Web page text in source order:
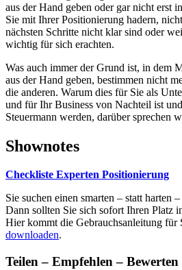
aus der Hand geben oder gar nicht erst
Sie mit Ihrer Positionierung hadern,
nächsten Schritte nicht klar sind oder
wichtig für sich erachten.
Was auch immer der Grund ist, in dem
aus der Hand geben, bestimmen nicht
die anderen. Warum dies für Sie als
und für Ihr Business von Nachteil ist
Steuermann werden, darüber sprechen
Shownotes
Checkliste Experten Positionierung
Sie suchen einen smarten – statt harten
Dann sollten Sie sich sofort Ihren Platz
Hier kommt die Gebrauchsanleitung für
downloaden.
Teilen – Empfehlen – Bewerten